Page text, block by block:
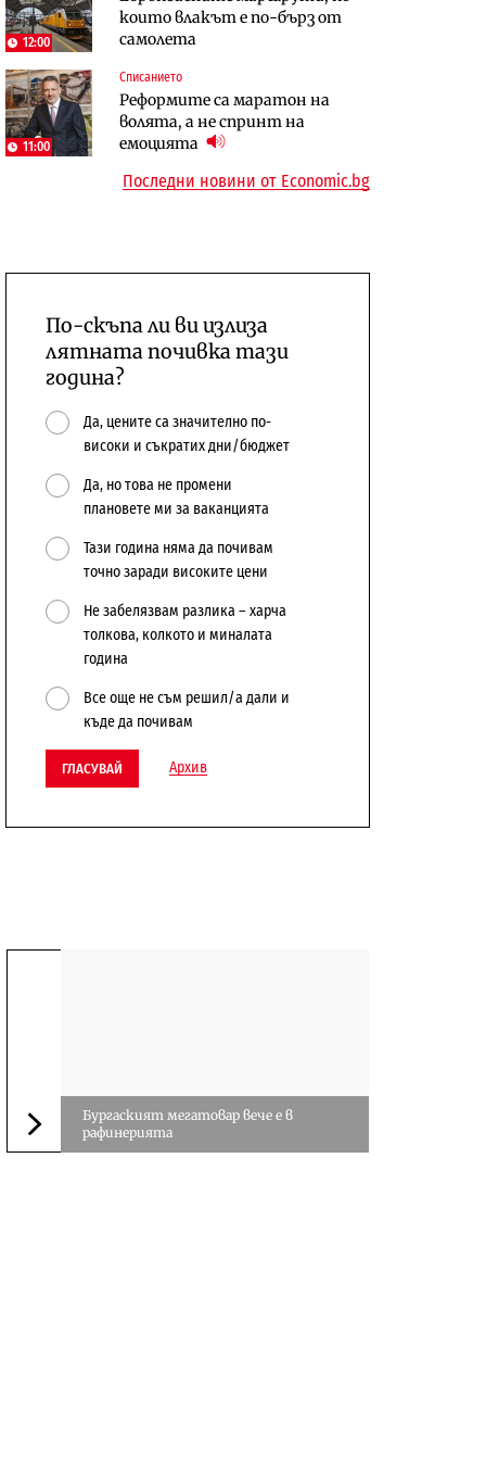
12:00
които влакът е по-бърз от
самолета
11:00
Списанието
Реформите са маратон на
волята, а не спринт на
емоцията
сушата продължи
Държавният ТЕЦ „Марица
изток 2“ работи с 5 блока
предстои?
„Ендуросат“ ще строи огромен
космически и отбранителен
център в Доброславци
Последни новини от Economic.bg
По-скъпа ли ви излиза
лятната почивка тази
година?
Да, цените са значително по-
високи и съкратих дни/бюджет
Да, но това не промени
плановете ми за ваканцията
Тази година няма да почивам
точно заради високите цени
Не забелязвам разлика – харча
толкова, колкото и миналата
година
Все още не съм решил/а дали и
къде да почивам
ГЛАСУВАЙ Архив
Следваща новина
Бургаският мегатовар вече е в
рафинерията